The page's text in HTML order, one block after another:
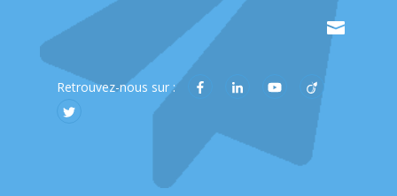
Retrouvez-nous sur :